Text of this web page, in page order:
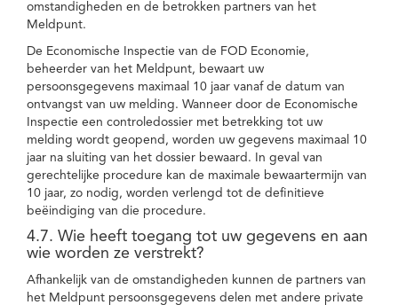
omstandigheden en de betrokken partners van het
Meldpunt.
De Economische Inspectie van de FOD Economie,
beheerder van het Meldpunt, bewaart uw
persoonsgegevens maximaal 10 jaar vanaf de datum van
ontvangst van uw melding. Wanneer door de Economische
Inspectie een controledossier met betrekking tot uw
melding wordt geopend, worden uw gegevens maximaal 10
jaar na sluiting van het dossier bewaard. In geval van
gerechtelijke procedure kan de maximale bewaartermijn van
10 jaar, zo nodig, worden verlengd tot de definitieve
beëindiging van die procedure.
4.7. Wie heeft toegang tot uw gegevens en aan
wie worden ze verstrekt?
Afhankelijk van de omstandigheden kunnen de partners van
het Meldpunt persoonsgegevens delen met andere private